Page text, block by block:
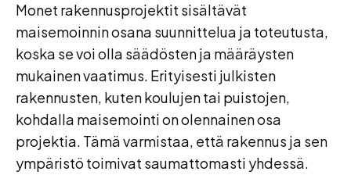
Monet rakennusprojektit sisältävät
maisemoinnin osana suunnittelua ja toteutusta,
koska se voi olla säädösten ja määräysten
mukainen vaatimus. Erityisesti julkisten
rakennusten, kuten koulujen tai puistojen,
kohdalla maisemointi on olennainen osa
projektia. Tämä varmistaa, että rakennus ja sen
ympäristö toimivat saumattomasti yhdessä.